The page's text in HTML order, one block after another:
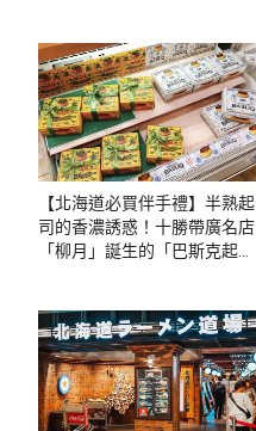
【北海道必買伴手禮】半熟起
司的香濃誘惑！十勝帶廣名店
「柳月」誕生的「巴斯克起司